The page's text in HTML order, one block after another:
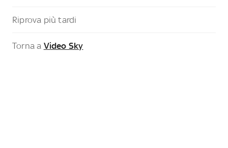
Riprova più tardi
Torna a Video Sky